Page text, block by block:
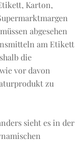
Karton,
abgesehen
am Etikett
die
vor davon
zu
sieht es in der